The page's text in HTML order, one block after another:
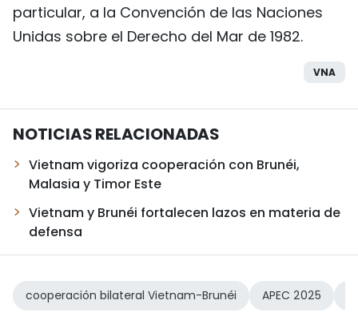
particular, a la Convención de las Naciones
Unidas sobre el Derecho del Mar de 1982.
VNA
NOTICIAS RELACIONADAS
Vietnam vigoriza cooperación con Brunéi,
Malasia y Timor Este
Vietnam y Brunéi fortalecen lazos en materia de
defensa
cooperación bilateral Vietnam-Brunéi APEC 2025